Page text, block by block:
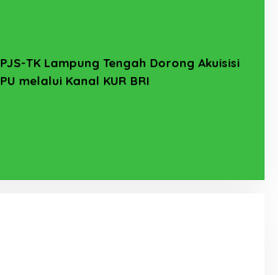
TK Lampung Tengah Dorong Akuisisi
melalui Kanal KUR BRI